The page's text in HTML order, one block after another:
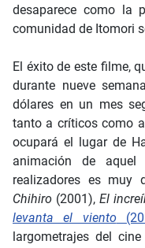
desaparece como la
comunidad de Itomori
El éxito de este filme,
durante nueve
dólares en un mes
tanto a críticos como
ocupará el lugar de
animación de
realizadores es muy
Chihiro (2001),El
levanta el viento
largometrajes del